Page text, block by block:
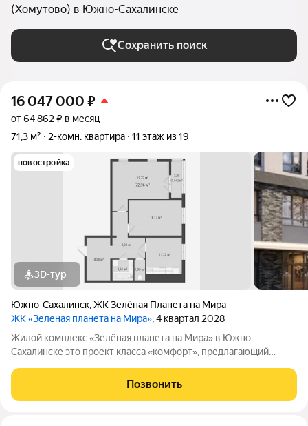
(Хомутово) в Южно-Сахалинске
Сохранить поиск
16 047 000 ₽
от 64 862 ₽ в месяц
71,3 м²
2-комн. квартира 11 этаж из 19
новостройка
3D-тур
Южно-Сахалинск,ЖК Зелёная Планета на Мира
ЖК «Зеленая планета на Мира», 4 квартал 2028
Жилой комплекс «Зелёная планета на Мира» в Южно-
Сахалинске это проект класса «комфорт», предлагающий
до 19 этажей, и каждая квартира продумана до мелочей.
Удобное расположение жилого
Позвонить